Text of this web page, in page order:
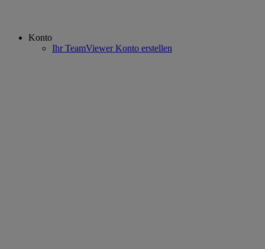
Konto
Ihr TeamViewer Konto erstellen